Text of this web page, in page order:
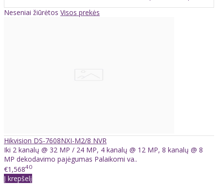
Neseniai žiūrėtos Visos prekės
Hikvision DS-7608NXI-M2/8 NVR
Iki 2 kanalų @ 32 MP / 24 MP, 4 kanalų @ 12 MP, 8 kanalų @ 8
MP dekodavimo pajėgumas Palaikomi va..
€1,56840
Į krepšelį